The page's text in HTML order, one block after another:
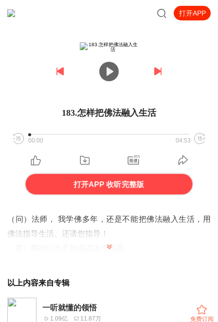
打开APP
183.怎样把佛法融入生活
00:00 04:53
打开APP 收听完整版
（问）法师， 我学佛多年，还是不能把佛法融入生活，用
佛法指导生活。还请您指导！
（答）那咱们今天就说说这个话题。
（答）佛法，就是内心与佛菩萨一致的认知模式和思维习
惯。是佛告诉我们的，让内心更加清净、有力、慈悲的方
以上内容来自专辑
一听就懂的领悟
1.09亿 11.87万 免费订阅